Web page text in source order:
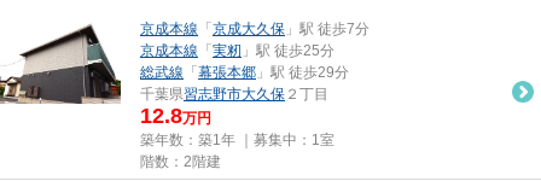
京成本線 「 京成大久保 」駅 徒歩7分
京成本線 「 実籾 」駅 徒歩25分
総武線 「 幕張本郷 」駅 徒歩29分
千葉県習志野市大久保 ２丁目
12.8万円
築年数：築1年 ｜募集中： 1室
階数：2階建